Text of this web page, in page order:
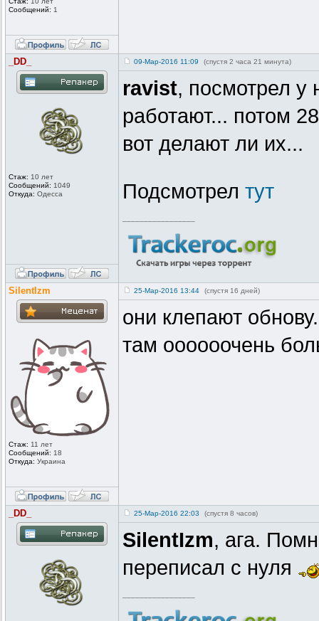
Сообщений: 1
_DD_
Стаж: 10 лет
Сообщений: 1049
Откуда: Одесса
09-Мар-2016 11:09 (спустя 2 часа 21 минута)
ravist, посмотрел у
работают... потом
вот делают ли их...
Подсмотрел тут
SilentIzm
Стаж: 11 лет
Сообщений: 18
Откуда: Украина
25-Мар-2016 13:44 (спустя 16 дней)
они клепают
там оооооочень
_DD_ 25-Мар-2016 22:03 (спустя 8 часов)
SilentIzm, ага.
переписал с нуля